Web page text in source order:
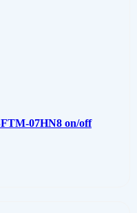
07HN8 on/off